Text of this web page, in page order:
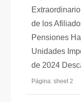
de los
Pensiones
Unidades
de 2024
Página: sheet 2